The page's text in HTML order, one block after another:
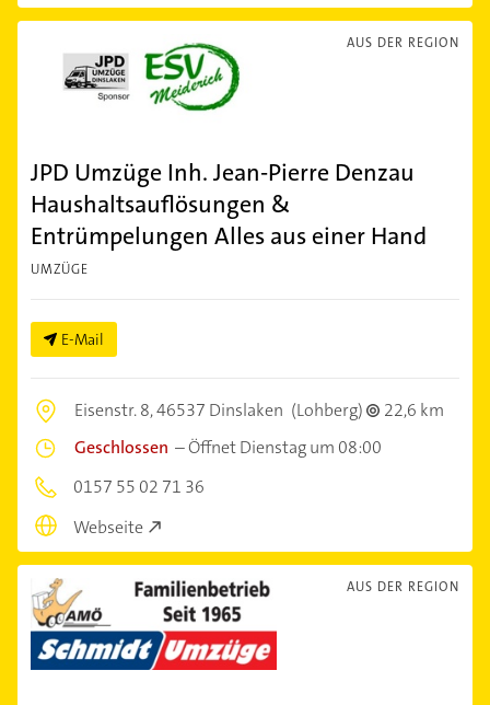
AUS DER REGION
JPD Umzüge Inh. Jean-Pierre Denzau
Haushaltsauflösungen &
Entrümpelungen Alles aus einer Hand
UMZÜGE
E-Mail
Eisenstr. 8,46537 Dinslaken (Lohberg)
22,6 km
Geschlossen –Öffnet Dienstag um 08:00
0157 55 02 71 36
Webseite
AUS DER REGION